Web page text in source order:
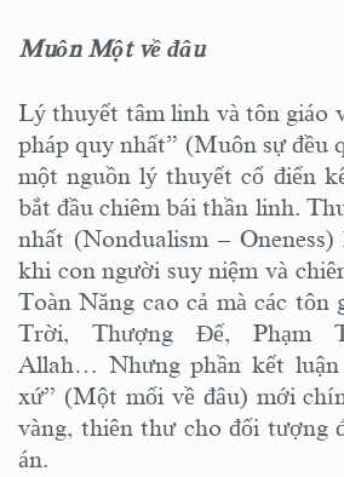
Muôn Một về đâu
Lý thuyết tâm linh và tôn giáo
pháp quy nhất” (Muôn sự đều
một nguồn lý thuyết cổ điển
bắt đầu chiêm bái thần linh.
nhất (Nondualism –
khi con người suy niệm và
Toàn Năng cao cả mà các tôn
Trời, Thượng Đế, Phạm
Allah… Nhưng phần kết
xứ” (Một mối về đâu) mới
vàng, thiên thư cho đối tượng
án.